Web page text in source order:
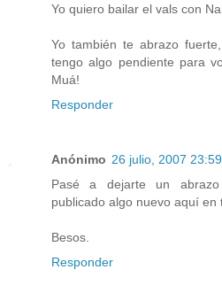
Yo quiero bailar el vals con
Yo también te abrazo
tengo algo pendiente para
Muá!
Responder
Anónimo 26 julio, 2007 23:59
Pasé a dejarte un
publicado algo nuevo aquí en
Besos.
Responder